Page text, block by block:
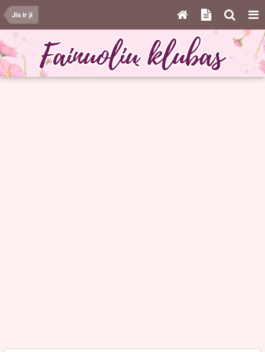
Jis ir ji